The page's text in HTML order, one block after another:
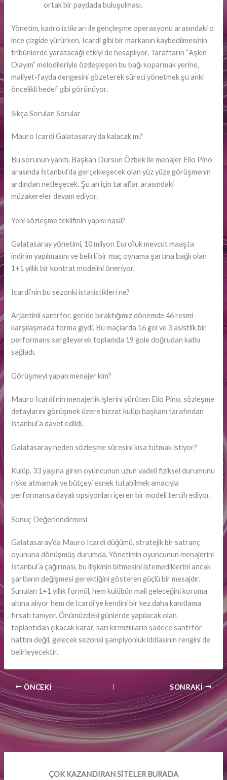
ÇOK KAZANDIRAN SİTELER BURADA
ortak bir paydada buluşulması.
Yönetim, kadro istikrarı ile gençleşme operasyonu arasındaki o
ince çizgide yürürken, Icardi gibi bir markanın kaybedilmesinin
tribünlerde yaratacağı etkiyi de hesaplıyor. Taraftarın “Aşkın
Olayım” melodileriyle özdeşleşen bu bağı koparmak yerine,
maliyet-fayda dengesini gözeterek süreci yönetmek şu anki
öncelikli hedef gibi görünüyor.
Sıkça Sorulan Sorular
Mauro Icardi Galatasaray’da kalacak mı?
Bu sorunun yanıtı, Başkan Dursun Özbek ile menajer Elio Pino
arasında İstanbul’da gerçekleşecek olan yüz yüze görüşmenin
ardından netleşecek. Şu an için taraflar arasındaki
müzakereler devam ediyor.
Yeni sözleşme teklifinin yapısı nasıl?
Galatasaray yönetimi, 10 milyon Euro’luk mevcut maaşta
indirim yapılmasını ve belirli bir maç oynama şartına bağlı olan
1+1 yıllık bir kontrat modelini öneriyor.
Icardi’nin bu sezonki istatistikleri ne?
Arjantinli santrfor, geride bıraktığımız dönemde 46 resmi
karşılaşmada forma giydi. Bu maçlarda 16 gol ve 3 asistlik bir
performans sergileyerek toplamda 19 gole doğrudan katkı
sağladı.
Görüşmeyi yapan menajer kim?
Mauro Icardi’nin menajerlik işlerini yürüten Elio Pino, sözleşme
detaylarını görüşmek üzere bizzat kulüp başkanı tarafından
İstanbul’a davet edildi.
Galatasaray neden sözleşme süresini kısa tutmak istiyor?
Kulüp, 33 yaşına giren oyuncunun uzun vadeli fiziksel durumunu
riske atmamak ve bütçeyi esnek tutabilmek amacıyla
performansa dayalı opsiyonları içeren bir modeli tercih ediyor.
Sonuç Değerlendirmesi
Galatasaray’da Mauro Icardi düğümü, stratejik bir satranç
oyununa dönüşmüş durumda. Yönetimin oyuncunun menajerini
İstanbul’a çağırması, bu ilişkinin bitmesini istemediklerini ancak
şartların değişmesi gerektiğini gösteren güçlü bir mesajdır.
Sunulan 1+1 yıllık formül, hem kulübün mali geleceğini koruma
altına alıyor hem de Icardi’ye kendini bir kez daha kanıtlama
fırsatı tanıyor. Önümüzdeki günlerde yapılacak olan
toplantıdan çıkacak karar, sarı kırmızılıların sadece santrfor
hattını değil, gelecek sezonki şampiyonluk iddiasının rengini de
belirleyecektir.
ÖNCEKI SONRAKI